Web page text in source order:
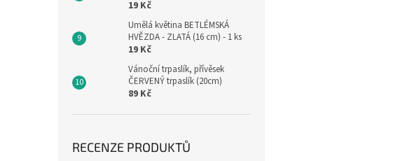
19 Kč
Umělá květina BETLÉMSKÁ
HVĚZDA - ZLATÁ (16 cm) - 1 ks
19 Kč
Vánoční trpaslík, přívěsek
ČERVENÝ trpaslík (20cm)
89 Kč
RECENZE PRODUKTŮ